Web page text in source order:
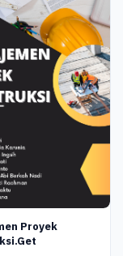
Proyek